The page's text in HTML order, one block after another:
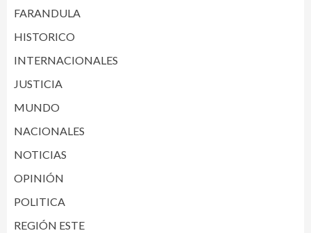
FARANDULA
HISTORICO
INTERNACIONALES
JUSTICIA
MUNDO
NACIONALES
NOTICIAS
OPINIÓN
POLITICA
REGIÓN ESTE